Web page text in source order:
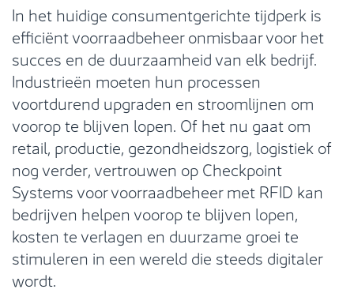
In het huidige consumentgerichte tijdperk is
efficiënt voorraadbeheer onmisbaar voor het
succes en de duurzaamheid van elk bedrijf.
Industrieën moeten hun processen
voortdurend upgraden en stroomlijnen om
voorop te blijven lopen. Of het nu gaat om
retail, productie, gezondheidszorg, logistiek of
nog verder, vertrouwen op Checkpoint
Systems voor voorraadbeheer met RFID kan
bedrijven helpen voorop te blijven lopen,
kosten te verlagen en duurzame groei te
stimuleren in een wereld die steeds digitaler
wordt.